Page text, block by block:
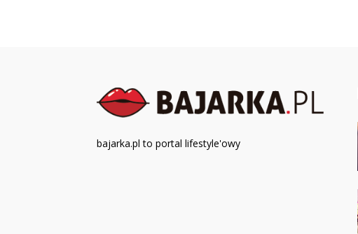
bajarka.pl to portal lifestyle'owy